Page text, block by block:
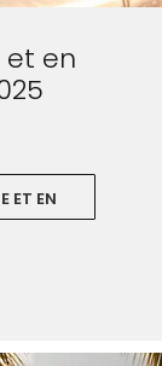
et en
ET EN